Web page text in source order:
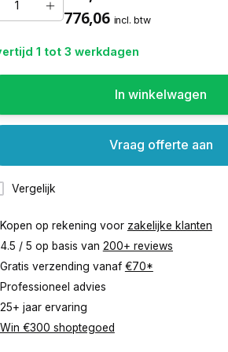
776,06 incl. btw
1 tot 3 werkdagen
In winkelwagen
Vergelijk
Vraag offerte aan
Kopen op rekening voor zakelijke klanten
4.5 / 5 op basis van 200+ reviews
Gratis verzending vanaf €70*
Professioneel advies
25+ jaar ervaring
Win €300 shoptegoed